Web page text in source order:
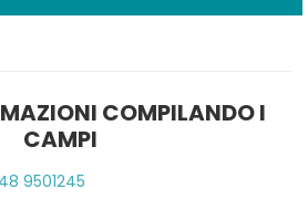
COMPILANDO I
CAMPI
9501245